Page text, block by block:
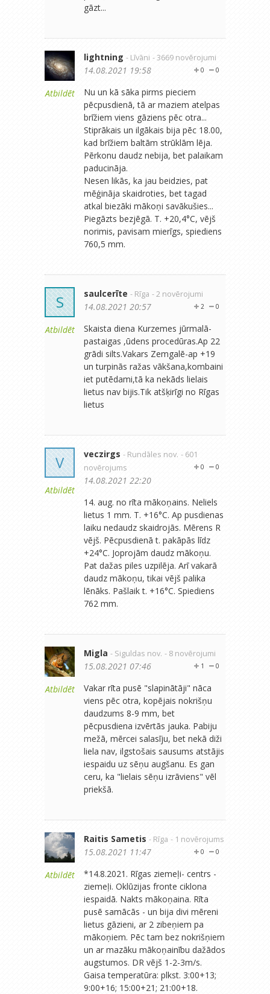
gāzt...
Atbildēt
lightning - Līvāni - 3669 novērojumi
0
0
14.08.2021 19:58
Nu un kā sāka pirms pieciem
pēcpusdienā, tā ar maziem atelpas
brīžiem viens gāziens pēc otra...
Stiprākais un ilgākais bija pēc 18.00,
kad brīžiem baltām strūklām lēja.
Pērkonu daudz nebija, bet palaikam
paducināja.
Nesen likās, ka jau beidzies, pat
mēģināja skaidroties, bet tagad
atkal biezāki mākoņi savākušies...
Piegāzts bezjēgā. T. +20,4°C, vējš
norimis, pavisam mierīgs, spiediens
760,5 mm.
S
Atbildēt
saulcerīte - Rīga - 2 novērojumi
0
2
14.08.2021 20:57
Skaista diena Kurzemes jūrmalā-
pastaigas ,ūdens procedūras.Ap 22
grādi silts.Vakars Zemgalē-ap +19
un turpinās ražas vākšana,kombaini
iet putēdami,tā ka nekāds lielais
lietus nav bijis.Tik atšķirīgi no Rīgas
lietus
V
Atbildēt
veczirgs - Rundāles nov. - 601
novērojums
0
0
14.08.2021 22:20
14. aug. no rīta mākoņains. Neliels
lietus 1 mm. T. +16°C. Ap pusdienas
laiku nedaudz skaidrojās. Mērens R
vējš. Pēcpusdienā t. pakāpās līdz
+24°C. Joprojām daudz mākoņu.
Pat dažas piles uzpilēja. Arī vakarā
daudz mākoņu, tikai vējš palika
lēnāks. Pašlaik t. +16°C. Spiediens
762 mm.
Atbildēt
Migla - Siguldas nov. - 8 novērojumi
0
1
15.08.2021 07:46
Vakar rīta pusē "slapinātāji" nāca
viens pēc otra, kopējais nokrišņu
daudzums 8-9 mm, bet
pēcpusdiena izvērtās jauka. Pabiju
mežā, mērcei salasīju, bet nekā diži
liela nav, ilgstošais sausums atstājis
iespaidu uz sēņu augšanu. Es gan
ceru, ka "lielais sēņu izrāviens" vēl
priekšā.
Atbildēt
Raitis Sametis - Rīga - 1 novērojums
0
0
15.08.2021 11:47
*14.8.2021. Rīgas ziemeļi- centrs -
ziemeļi. Oklūzijas fronte ciklona
iespaidā. Nakts mākoņaina. Rīta
pusē samācās - un bija divi mēreni
lietus gāzieni, ar 2 zibeņiem pa
mākoņiem. Pēc tam bez nokrišņiem
un ar mazāku mākoņainību dažādos
augstumos. DR vējš 1-2-3m/s.
Gaisa temperatūra: plkst. 3:00+13;
9:00+16; 15:00+21; 21:00+18.